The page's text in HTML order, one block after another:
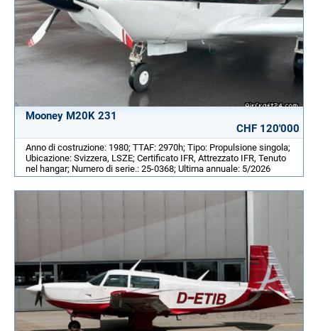
Mooney M20K 231
CHF 120'000
Anno di costruzione: 1980; TTAF: 2970h; Tipo: Propulsione singola;
Ubicazione: Svizzera, LSZE; Certificato IFR, Attrezzato IFR, Tenuto
nel hangar; Numero di serie.: 25-0368; Ultima annuale: 5/2026